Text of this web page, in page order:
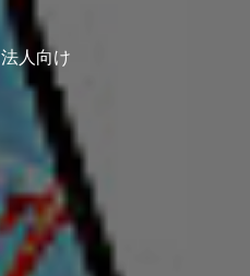
法人向け